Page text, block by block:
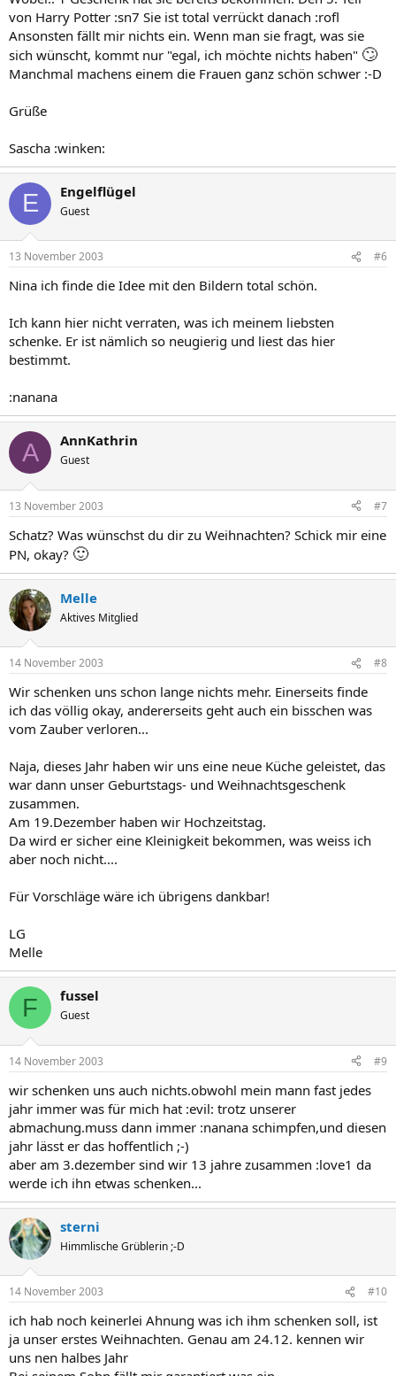
von Harry Potter :sn7 Sie ist total verrückt danach :rofl
Ansonsten fällt mir nichts ein. Wenn man sie fragt, was sie
sich wünscht, kommt nur "egal, ich möchte nichts haben" 🙄
Manchmal machens einem die Frauen ganz schön schwer :-D
Grüße
Sascha :winken:
E Engelflügel
Guest
13 November 2003 #6
Nina ich finde die Idee mit den Bildern total schön.
Ich kann hier nicht verraten, was ich meinem liebsten
schenke. Er ist nämlich so neugierig und liest das hier
bestimmt.
:nanana
A AnnKathrin
Guest
13 November 2003 #7
Schatz? Was wünschst du dir zu Weihnachten? Schick mir eine
PN, okay? 🙂
Melle
Aktives Mitglied
14 November 2003 #8
Wir schenken uns schon lange nichts mehr. Einerseits finde
ich das völlig okay, andererseits geht auch ein bisschen was
vom Zauber verloren...
Naja, dieses Jahr haben wir uns eine neue Küche geleistet, das
war dann unser Geburtstags- und Weihnachtsgeschenk
zusammen.
Am 19.Dezember haben wir Hochzeitstag.
Da wird er sicher eine Kleinigkeit bekommen, was weiss ich
aber noch nicht....
Für Vorschläge wäre ich übrigens dankbar!
LG
Melle
F fussel
Guest
14 November 2003 #9
wir schenken uns auch nichts.obwohl mein mann fast jedes
jahr immer was für mich hat :evil: trotz unserer
abmachung.muss dann immer :nanana schimpfen,und diesen
jahr lässt er das hoffentlich ;-)
aber am 3.dezember sind wir 13 jahre zusammen :love1 da
werde ich ihn etwas schenken...
sterni
Himmlische Grüblerin ;-D
14 November 2003 #10
ich hab noch keinerlei Ahnung was ich ihm schenken soll, ist
ja unser erstes Weihnachten. Genau am 24.12. kennen wir
uns nen halbes Jahr